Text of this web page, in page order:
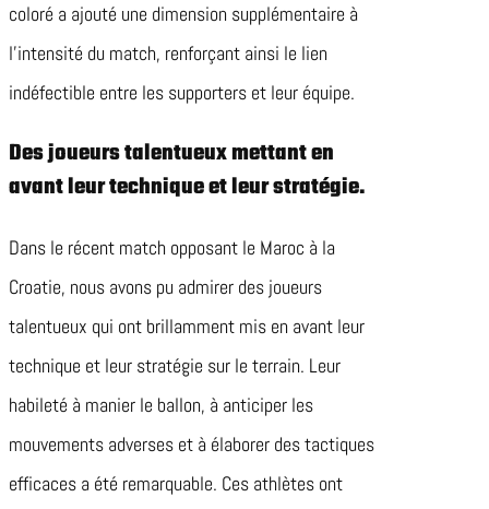
coloré a ajouté une dimension supplémentaire à
l’intensité du match, renforçant ainsi le lien
indéfectible entre les supporters et leur équipe.
Des joueurs talentueux mettant en
avant leur technique et leur stratégie.
Dans le récent match opposant le Maroc à la
Croatie, nous avons pu admirer des joueurs
talentueux qui ont brillamment mis en avant leur
technique et leur stratégie sur le terrain. Leur
habileté à manier le ballon, à anticiper les
mouvements adverses et à élaborer des tactiques
efficaces a été remarquable. Ces athlètes ont